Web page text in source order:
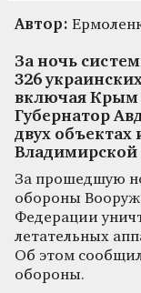
Автор:
За ночь
326
включая Крым
Губернатор
двух объектах
Владимирской
За прошедшую
обороны
Федерации
летательных
Об этом
обороны.